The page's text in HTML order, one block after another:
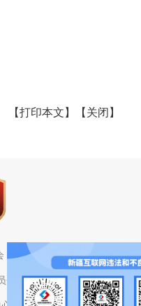
【打印本文】 【关闭】
头屯河区人民政府）办公室
（头屯河区人民政府）电子